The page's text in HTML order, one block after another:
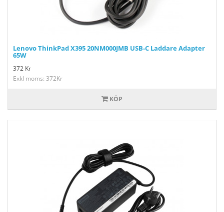
Lenovo ThinkPad X395 20NM000JMB USB-C Laddare Adapter
65W
372 Kr
Exkl moms: 372Kr
KÖP